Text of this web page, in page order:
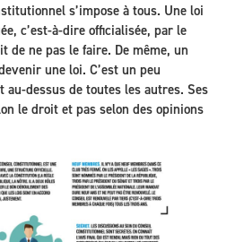
s’impose à tous. Une loi
c’est-à-dire officialisée, par le
de ne pas le faire. De même, un
une loi. C’est un peu
au-dessus de toutes les autres. Ses
le droit et pas selon des opinions